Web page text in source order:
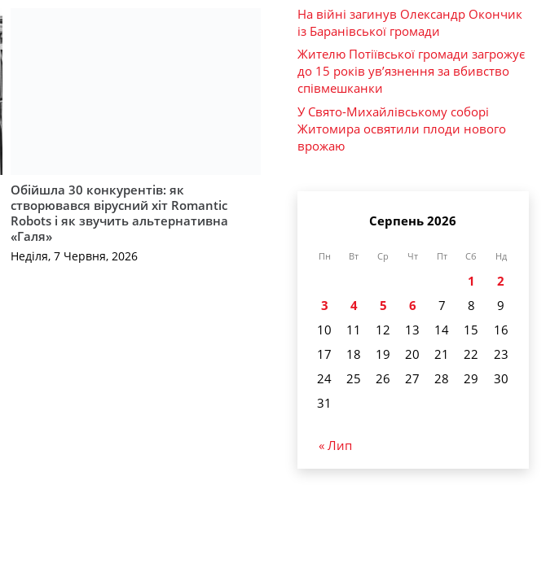
Обійшла 30 конкурентів: як
створювався вірусний хіт Romantic
Robots і як звучить альтернативна
«Галя»
Неділя, 7 Червня, 2026
На війні загинув Олександр Окончик
із Баранівської громади
Жителю Потіївської громади загрожує
до 15 років ув’язнення за вбивство
співмешканки
У Свято-Михайлівському соборі
Житомира освятили плоди нового
врожаю
Серпень 2026
Пн Вт Ср Чт Пт Сб Нд
1
2
3
4 5 6 7 8
9
10
11 12 13 14 15
16
17
18 19 20 21 22
23
24
25 26 27 28 29
30
31
« Лип